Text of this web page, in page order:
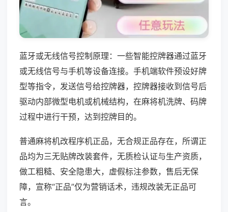
蓝牙或无线信号控制原理：一些智能控牌器通过蓝牙
或无线信号与手机等设备连接。手机端软件预设好牌
型等指令，发送信号给控牌器，控牌器接收到信号后
驱动内部微型电机或机械结构，在麻将机洗牌、码牌
过程中进行干预，达到控牌目的。
普通麻将机改程序机正品，无合规正品存在，所谓正
品均为三无贴牌改装套件，无质检认证与生产资质，
做工粗糙、安全隐患大，虚假标注参数，售后无保
障，宣称“正品”仅为营销话术，违规改装无正品可
言。